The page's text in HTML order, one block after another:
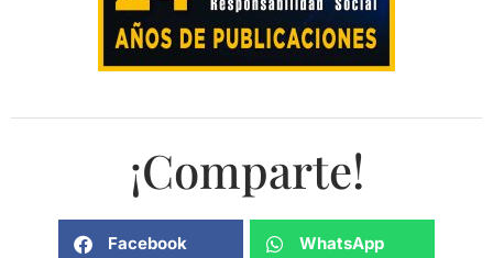
¡Comparte!
Facebook WhatsApp